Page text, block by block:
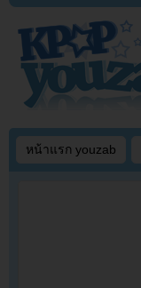
หน้าแรก youzab